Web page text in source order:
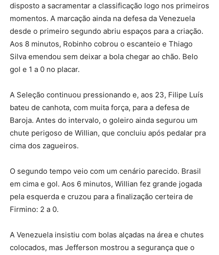
disposto a sacramentar a classificação logo nos primeiros
momentos. A marcação ainda na defesa da Venezuela
desde o primeiro segundo abriu espaços para a criação.
Aos 8 minutos, Robinho cobrou o escanteio e Thiago
Silva emendou sem deixar a bola chegar ao chão. Belo
gol e 1 a 0 no placar.
A Seleção continuou pressionando e, aos 23, Filipe Luís
bateu de canhota, com muita força, para a defesa de
Baroja. Antes do intervalo, o goleiro ainda segurou um
chute perigoso de Willian, que concluiu após pedalar pra
cima dos zagueiros.
O segundo tempo veio com um cenário parecido. Brasil
em cima e gol. Aos 6 minutos, Willian fez grande jogada
pela esquerda e cruzou para a finalização certeira de
Firmino: 2 a 0.
A Venezuela insistiu com bolas alçadas na área e chutes
colocados, mas Jefferson mostrou a segurança que o